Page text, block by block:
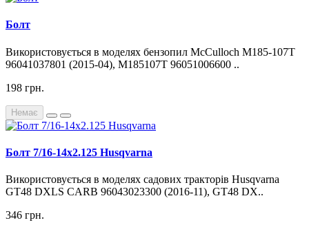
Болт
Використовується в моделях бензопил McCulloch M185-107T
96041037801 (2015-04), M185107T 96051006600 ..
198 грн.
Немає
Болт 7/16-14х2.125 Husqvarna
Використовується в моделях садових тракторів Husqvarna
GT48 DXLS CARB 96043023300 (2016-11), GT48 DX..
346 грн.